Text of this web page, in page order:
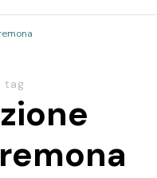
tag